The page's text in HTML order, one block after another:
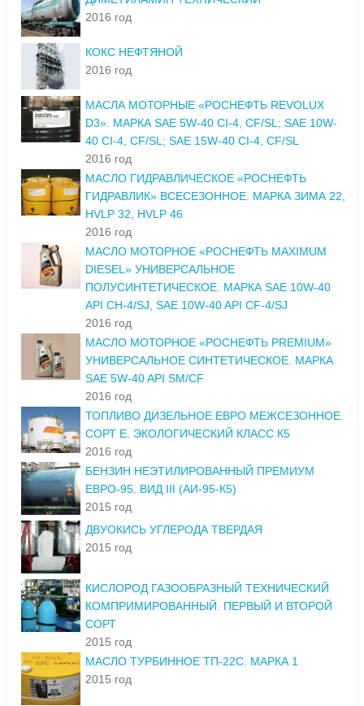
2016 год
КОКС НЕФТЯНОЙ
2016 год
МАСЛА МОТОРНЫЕ «РОСНЕФТЬ REVOLUX
D3». МАРКА SAE 5W-40 CI-4, CF/SL; SAE 10W-
40 CI-4, CF/SL; SAE 15W-40 CI-4, CF/SL
2016 год
МАСЛО ГИДРАВЛИЧЕСКОЕ «РОСНЕФТЬ
ГИДРАВЛИК» ВСЕСЕЗОННОЕ. МАРКА ЗИМА 22,
HVLP 32, HVLP 46
2016 год
МАСЛО МОТОРНОЕ «РОСНЕФТЬ MAXIMUM
DIESEL» УНИВЕРСАЛЬНОЕ
ПОЛУСИНТЕТИЧЕСКОЕ. МАРКА SAE 10W-40
API CH-4/SJ, SAE 10W-40 API CF-4/SJ
2016 год
МАСЛО МОТОРНОЕ «РОСНЕФТЬ PREMIUM»
УНИВЕРСАЛЬНОЕ СИНТЕТИЧЕСКОЕ. МАРКА
SAE 5W-40 API SM/CF
2016 год
ТОПЛИВО ДИЗЕЛЬНОЕ ЕВРО МЕЖСЕЗОННОЕ.
СОРТ Е. ЭКОЛОГИЧЕСКИЙ КЛАСС К5
2016 год
БЕНЗИН НЕЭТИЛИРОВАННЫЙ ПРЕМИУМ
ЕВРО-95. ВИД III (АИ-95-К5)
2015 год
ДВУОКИСЬ УГЛЕРОДА ТВЕРДАЯ
2015 год
КИСЛОРОД ГАЗООБРАЗНЫЙ ТЕХНИЧЕСКИЙ
КОМПРИМИРОВАННЫЙ. ПЕРВЫЙ И ВТОРОЙ
СОРТ
2015 год
МАСЛО ТУРБИННОЕ ТП-22С. МАРКА 1
2015 год